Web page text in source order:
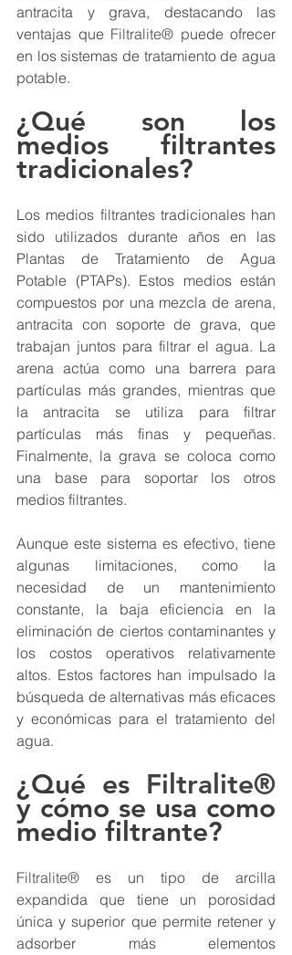
antracita y grava, destacando las
ventajas que Filtralite® puede ofrecer
en los sistemas de tratamiento de agua
potable.
¿Qué son los
medios filtrantes
tradicionales?
Los medios filtrantes tradicionales han
sido utilizados durante años en las
Plantas de Tratamiento de Agua
Potable (PTAPs). Estos medios están
compuestos por una mezcla de arena,
antracita con soporte de grava, que
trabajan juntos para filtrar el agua. La
arena actúa como una barrera para
partículas más grandes, mientras que
la antracita se utiliza para filtrar
partículas más finas y pequeñas.
Finalmente, la grava se coloca como
una base para soportar los otros
medios filtrantes.
Aunque este sistema es efectivo, tiene
algunas limitaciones, como la
necesidad de un mantenimiento
constante, la baja eficiencia en la
eliminación de ciertos contaminantes y
los costos operativos relativamente
altos. Estos factores han impulsado la
búsqueda de alternativas más eficaces
y económicas para el tratamiento del
agua.
¿Qué es Filtralite®
y cómo se usa como
medio filtrante?
Filtralite® es un tipo de arcilla
expandida que tiene un porosidad
única y superior que permite retener y
adsorber más elementos